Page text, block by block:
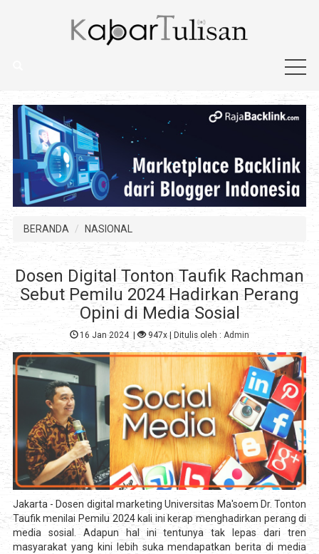
BERANDA NASIONAL
Dosen Digital Tonton Taufik Rachman
Sebut Pemilu 2024 Hadirkan Perang
Opini di Media Sosial
16 Jan 2024| 947x | Ditulis oleh :Admin
Jakarta - Dosen digital marketing Universitas Ma'soem Dr. Tonton
Taufik menilai Pemilu 2024 kali ini kerap menghadirkan perang di
media sosial. Adapun hal ini tentunya tak lepas dari tren
masyarakat yang kini lebih suka mendapatkan berita di media